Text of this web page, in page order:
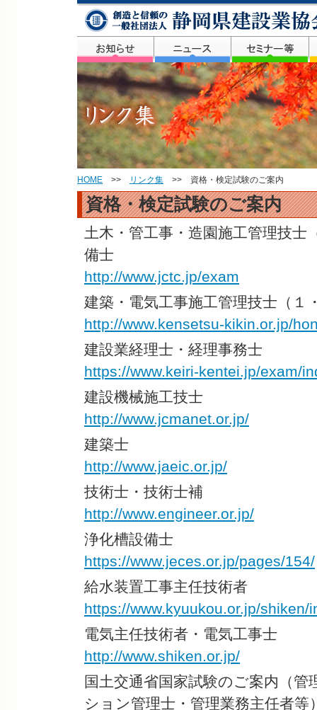
HOME >> リンク集 >> 資格・検定試験のご案内
資格・検定試験のご案内
土木・管工事・造園施工管理技士
備士
http://www.jctc.jp/exam
建築・電気工事施工管理技士（１
http://www.kensetsu-kikin.or.jp/
建設業経理士・経理事務士
https://www.keiri-kentei.jp/exam/
建設機械施工技士
http://www.jcmanet.or.jp/
建築士
http://www.jaeic.or.jp/
技術士・技術士補
http://www.engineer.or.jp/
浄化槽設備士
https://www.jeces.or.jp/pages/154/
給水装置工事主任技術者
https://www.kyuukou.or.jp/shiken/
電気主任技術者・電気工事士
http://www.shiken.or.jp/
国土交通省国家試験のご案内（管
ション管理士・管理業務主任者等